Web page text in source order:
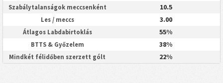
Szabálytalanságok meccsenként 10.5
Les / meccs 3.00
Átlagos Labdabirtoklás 55%
BTTS & Győzelem 38%
Mindkét félidőben szerzett gólt 22%